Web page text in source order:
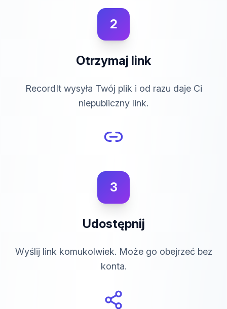
2
Otrzymaj link
RecordIt wysyła Twój plik i od razu daje Ci
niepubliczny link.
3
Udostępnij
Wyślij link komukolwiek. Może go obejrzeć bez
konta.